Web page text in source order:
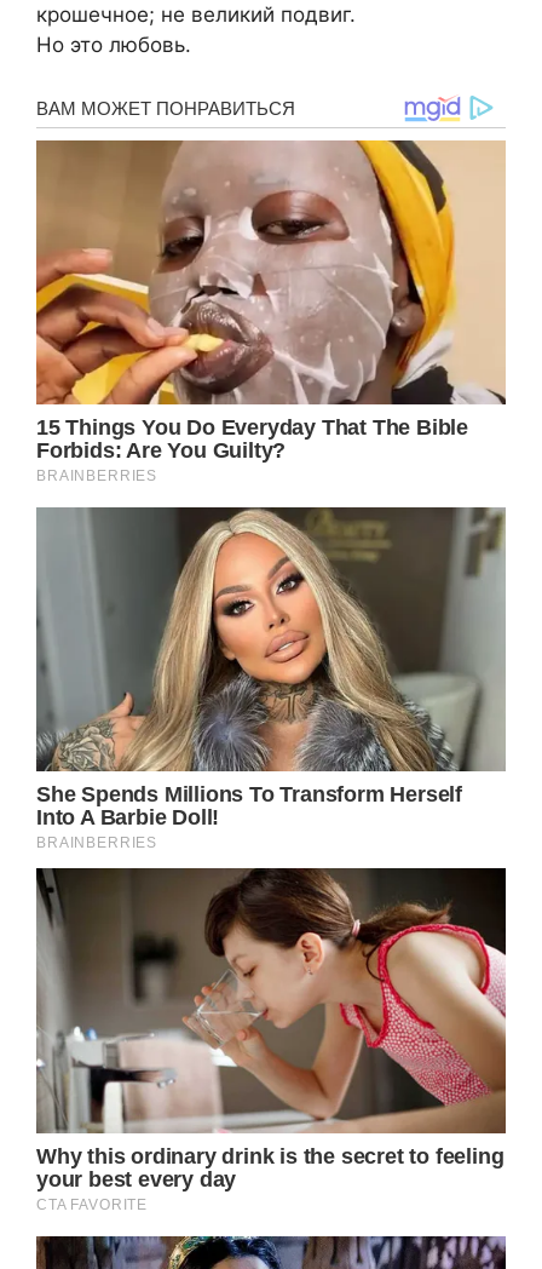
крошечное; не великий подвиг.
Но это любовь.